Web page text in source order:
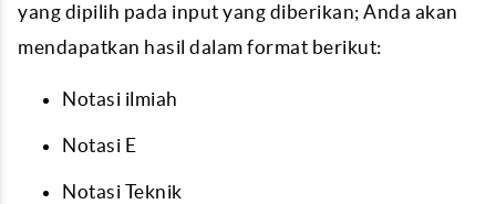
yang dipilih pada input yang diberikan; Anda akan
mendapatkan hasil dalam format berikut:
Notasi ilmiah
Notasi E
Notasi Teknik